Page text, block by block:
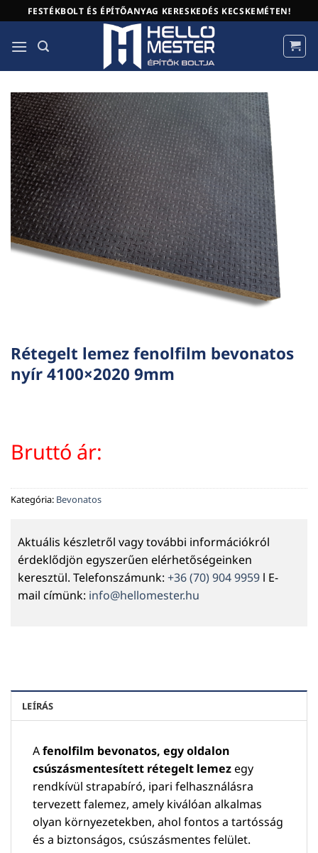
to
content
FESTÉKBOLT ÉS ÉPÍTŐANYAG KERESKEDÉS KECSKEMÉTEN!
Rétegelt lemez fenolfilm bevonatos
nyír 4100×2020 9mm
Bruttó ár:
Kategória: Bevonatos
Aktuális készletről vagy további információkról
érdeklődjön egyszerűen elérhetőségeinken
keresztül. Telefonszámunk: +36 (70) 904 9959 l E-
mail címünk: info@hellomester.hu
LEÍRÁS
Afenolfilm bevonatos, egy oldalon
csúszásmentesített rétegelt lemezegy
rendkívül strapabíró, ipari felhasználásra
tervezett falemez, amely kiválóan alkalmas
olyan környezetekben, ahol fontos a tartósság
és a biztonságos, csúszásmentes felület.